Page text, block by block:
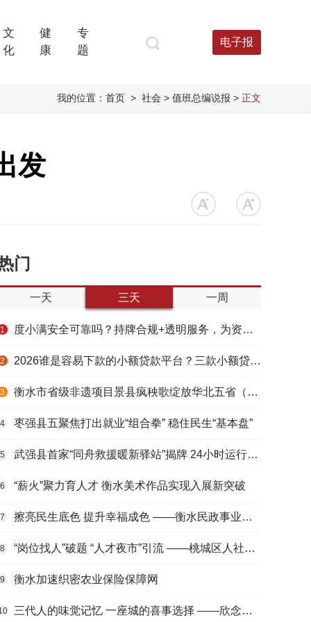
文
化
健
康
专
题
电子报
我的位置： 首页 > 社会 > 值班总编说报 > 正文
发
门
一天 三天 一周
1 度小满安全可靠吗？持牌合规+透明服务，为资金周转筑牢多重保障
2 2026谁是容易下款的小额贷款平台？三款小额贷款产品全面对比
3 衡水市省级非遗项目景县疯秧歌绽放华北五省（区）市舞蹈大赛舞台
4 枣强县五聚焦打出就业“组合拳” 稳住民生“基本盘”
5 武强县首家“同舟救援暖新驿站”揭牌 24小时运行守护户外劳动者
6 “薪火”聚力育人才 衡水美术作品实现入展新突破
7 擦亮民生底色 提升幸福成色 ——衡水民政事业高质量发展综述
8 “岗位找人”破题 “人才夜市”引流 ——桃城区人社局多维发力促进高校毕业生高质量充分就业
9 衡水加速织密农业保险保障网
三代人的味觉记忆 一座城的喜事选择 ——欣念饺子二十九载匠心传承路